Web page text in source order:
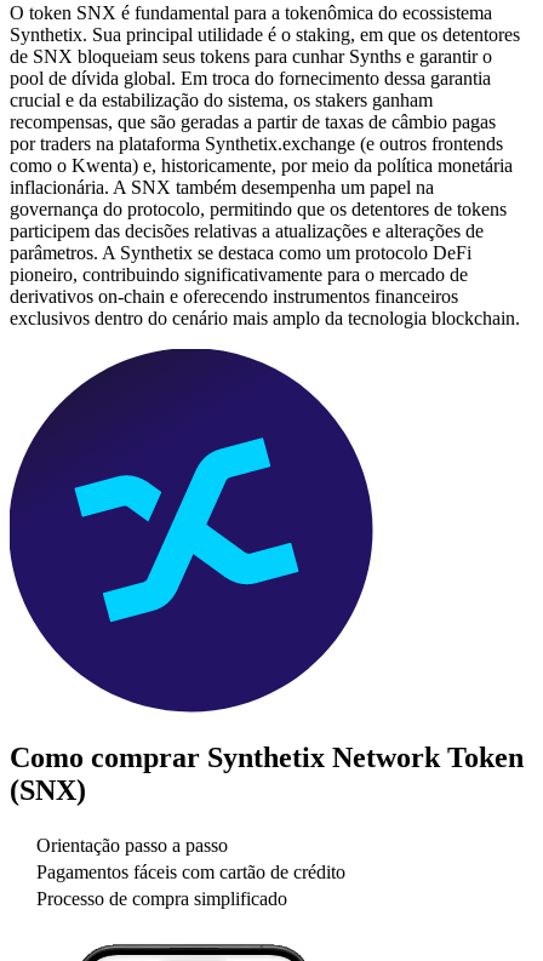
O token SNX é fundamental para a tokenômica do ecossistema
Synthetix. Sua principal utilidade é o staking, em que os detentores
de SNX bloqueiam seus tokens para cunhar Synths e garantir o
pool de dívida global. Em troca do fornecimento dessa garantia
crucial e da estabilização do sistema, os stakers ganham
recompensas, que são geradas a partir de taxas de câmbio pagas
por traders na plataforma Synthetix.exchange (e outros frontends
como o Kwenta) e, historicamente, por meio da política monetária
inflacionária. A SNX também desempenha um papel na
governança do protocolo, permitindo que os detentores de tokens
participem das decisões relativas a atualizações e alterações de
parâmetros. A Synthetix se destaca como um protocolo DeFi
pioneiro, contribuindo significativamente para o mercado de
derivativos on-chain e oferecendo instrumentos financeiros
exclusivos dentro do cenário mais amplo da tecnologia blockchain.
Como comprar Synthetix Network Token
(SNX)
Orientação passo a passo
Pagamentos fáceis com cartão de crédito
Processo de compra simplificado